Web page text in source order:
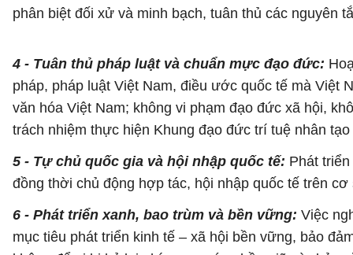
phân biệt đối xử và minh bạch, tuân thủ các nguyên
4 - Tuân thủ pháp luật và chuẩn mực đạo đức:
pháp, pháp luật Việt Nam, điều ước quốc tế mà Việt
văn hóa Việt Nam; không vi phạm đạo đức xã hội,
trách nhiệm thực hiện Khung đạo đức trí tuệ nhân
5 - Tự chủ quốc gia và hội nhập quốc tế: Phát
đồng thời chủ động hợp tác, hội nhập quốc tế trên
6 - Phát triển xanh, bao trùm và bền vững: Việc
mục tiêu phát triển kinh tế – xã hội bền vững, bảo